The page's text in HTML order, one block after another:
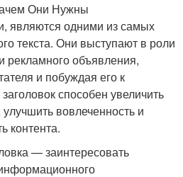
Они Нужны
являются одними из самых
текста. Они выступают в роли
рекламного объявления,
и побуждая его к
способен увеличить
вовлеченность и
контента.
— заинтересовать